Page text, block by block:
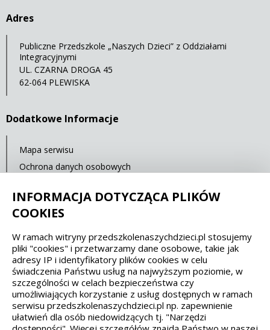
Adres
Publiczne Przedszkole „Naszych Dzieci” z Oddziałami
Integracyjnymi
UL. CZARNA DROGA 45
62-064 PLEWISKA
Dodatkowe Informacje
Mapa serwisu
Ochrona danych osobowych
Ostatnia aktualizacja: 14.07.2021 12:00
Spełniamy standardy dostępności oraz W3C
WCAG 2.1 SECTION 508 EAA/EN 301549
IS 5568
INFORMACJA DOTYCZĄCA PLIKÓW
COOKIES
W ramach witryny przedszkolenaszychdzieci.pl stosujemy
pliki "cookies" i przetwarzamy dane osobowe, takie jak
adresy IP i identyfikatory plików cookies w celu
świadczenia Państwu usług na najwyższym poziomie, w
szczególności w celach bezpieczeństwa czy
umożliwiających korzystanie z usług dostępnych w ramach
serwisu przedszkolenaszychdzieci.pl np. zapewnienie
ułatwień dla osób niedowidzących tj. "Narzędzi